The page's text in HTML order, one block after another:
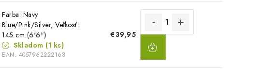
Farba: Navy
Blue/Pink/Silver, Veľkosť:
145 cm (6'6")
Skladom (1 ks)
EAN: 4057962222168
€39,95